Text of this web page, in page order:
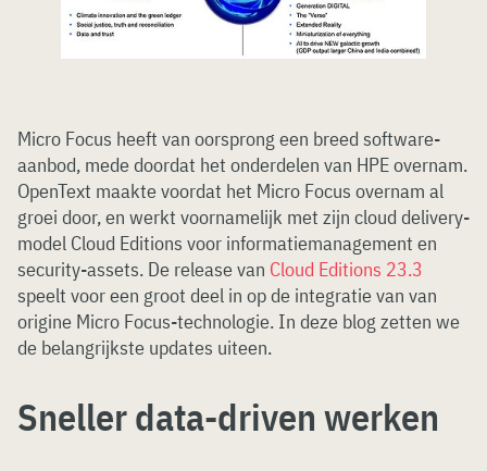
Micro Focus heeft van oorsprong een breed software-
aanbod, mede doordat het onderdelen van HPE overnam.
OpenText maakte voordat het Micro Focus overnam al
groei door, en werkt voornamelijk met zijn cloud delivery-
model Cloud Editions voor informatiemanagement en
security-assets. De release van Cloud Editions 23.3
speelt voor een groot deel in op de integratie van van
origine Micro Focus-technologie. In deze blog zetten we
de belangrijkste updates uiteen.
Sneller data-driven werken